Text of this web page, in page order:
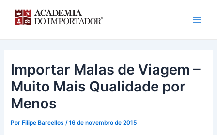
Importar Malas de Viagem –
Muito Mais Qualidade por
Menos
PorFilipe Barcellos/16 de novembro de 2015